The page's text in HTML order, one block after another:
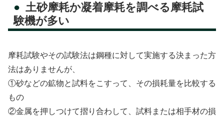
土砂摩耗か凝着摩耗を調べる摩耗試
験機が多い
摩耗試験やその試験法は鋼種に対して実施する決まった方
法はありませんが、
①砂などの鉱物と試料をこすって、その損耗量を比較する
もの
②金属を押しつけて摺り合わして、試料または相手材の損